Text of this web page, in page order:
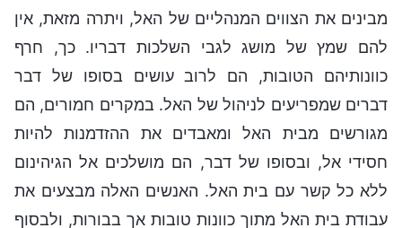
מבינים את הצווים המנהליים של האל, ויתרה מזאת, אין
להם שמץ של מושג לגבי השלכות דבריו. כך, חרף
כוונותיהם הטובות, הם לרוב עושים בסופו של דבר
דברים שמפריעים לניהול של האל. במקרים חמורים, הם
מגורשים מבית האל ומאבדים את ההזדמנות להיות
חסידי אל, ובסופו של דבר, הם מושלכים אל הגיהינום
ללא כל קשר עם בית האל. האנשים האלה מבצעים את
עבודת בית האל מתוך כוונות טובות אך בבורות, ולבסוף